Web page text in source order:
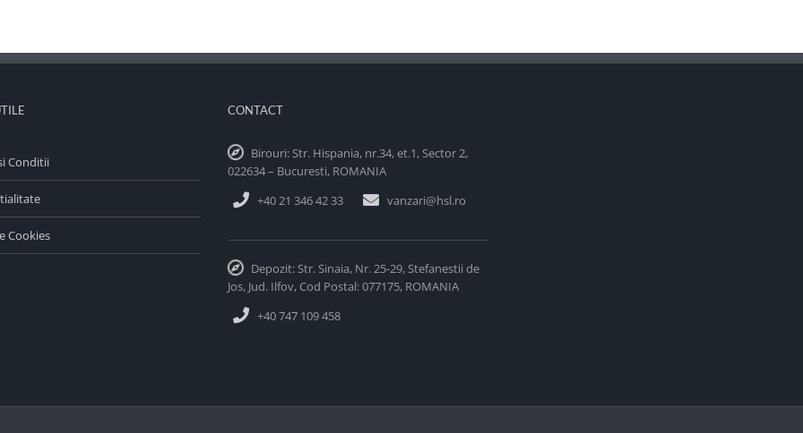
Conditii
Cookies
CONTACT
Birouri: Str. Hispania, nr.34, et.1, Sector 2,
022634 – Bucuresti, ROMANIA
+40 21 346 42 33
vanzari@hsl.ro
Depozit: Str. Sinaia, Nr. 25-29, Stefanestii de
Jos, Jud. Ilfov, Cod Postal: 077175, ROMANIA
+40 747 109 458